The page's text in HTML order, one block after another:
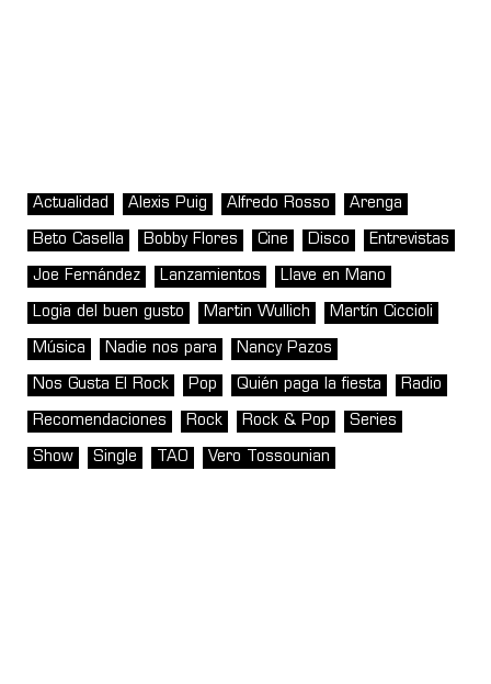
Actualidad Alexis Puig Alfredo Rosso Arenga
Beto Casella Bobby Flores Cine Disco Entrevistas
Joe Fernández Lanzamientos Llave en Mano
Logia del buen gusto Martin Wullich Martín Ciccioli
Música Nadie nos para Nancy Pazos
Nos Gusta El Rock Pop Quién paga la fiesta Radio
Recomendaciones Rock Rock & Pop Series
Show Single TAO Vero Tossounian